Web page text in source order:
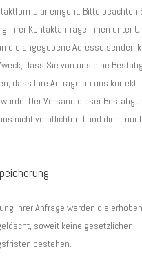
eingeht. Bitte beachten
ihrer Kontaktanfrage Ihnen unter
die angegebene Adresse senden
dass Sie von uns eine
dass Ihre Anfrage an uns korrekt
Der Versand dieser
nicht verpflichtend und dient nur
Ihrer Anfrage werden die
soweit keine gesetzlichen
bestehen.